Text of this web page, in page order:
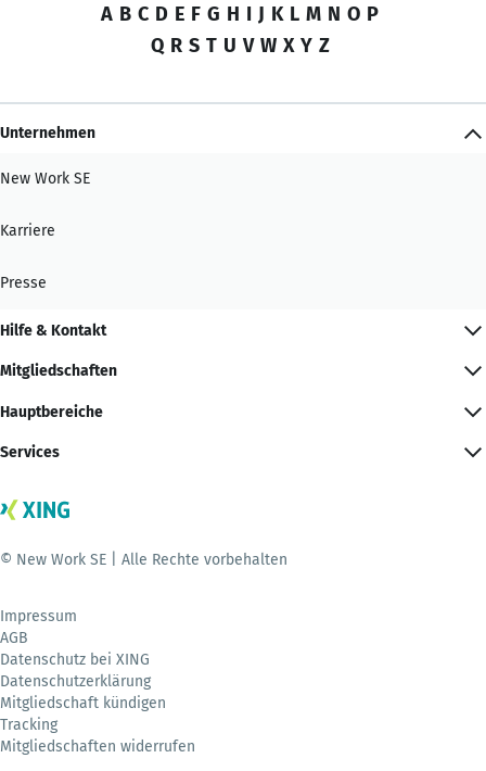
A B C D E F G H I J K L M N O P
Q R S T U V W X Y Z
Unternehmen
New Work SE
Karriere
Presse
Hilfe & Kontakt
Mitgliedschaften
Hauptbereiche
Services
© New Work SE | Alle Rechte vorbehalten
Impressum
AGB
Datenschutz bei XING
Datenschutzerklärung
Mitgliedschaft kündigen
Tracking
Mitgliedschaften widerrufen